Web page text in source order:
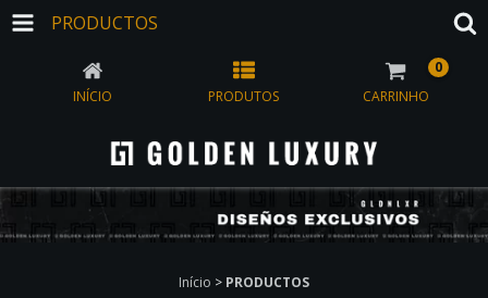
PRODUCTOS
INÍCIO PRODUTOS CARRINHO
0
Início > PRODUCTOS